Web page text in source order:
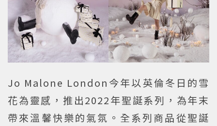
Jo Malone London今年以英倫冬日的雪
花為靈感，推出2022年聖誕系列，為年末
帶來溫馨快樂的氣氛。全系列商品從聖誕